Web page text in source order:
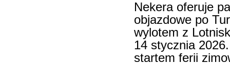
Nekera oferuje
objazdowe po
wylotem z
14 stycznia
startem ferii